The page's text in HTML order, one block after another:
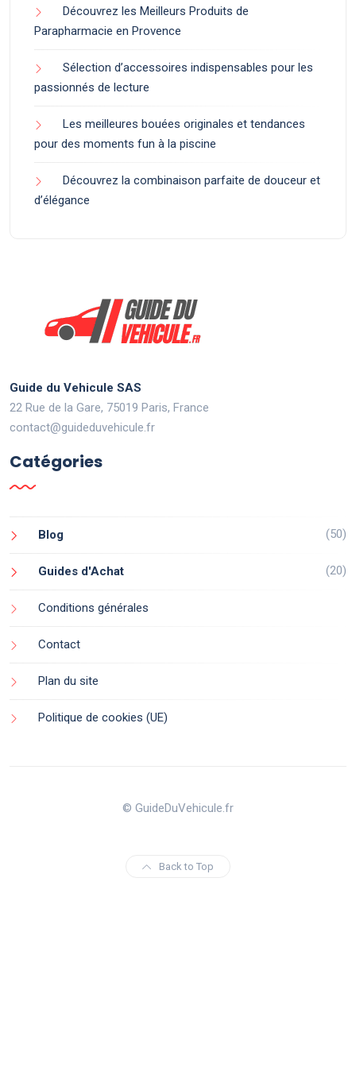
Découvrez les Meilleurs Produits de
Parapharmacie en Provence
Sélection d’accessoires indispensables pour les
passionnés de lecture
Les meilleures bouées originales et tendances
pour des moments fun à la piscine
Découvrez la combinaison parfaite de douceur et
d’élégance
Guide du Vehicule SAS
22 Rue de la Gare, 75019 Paris, France
contact@guideduvehicule.fr
Catégories
Blog (50)
Guides d'Achat (20)
Conditions générales
Contact
Plan du site
Politique de cookies (UE)
© GuideDuVehicule.fr
Back to Top